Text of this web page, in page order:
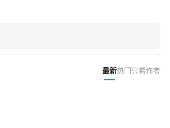
最新热门 只看作者